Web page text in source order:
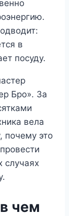
в
посуду.
Бро». За
вела
почему это
случаях
чем